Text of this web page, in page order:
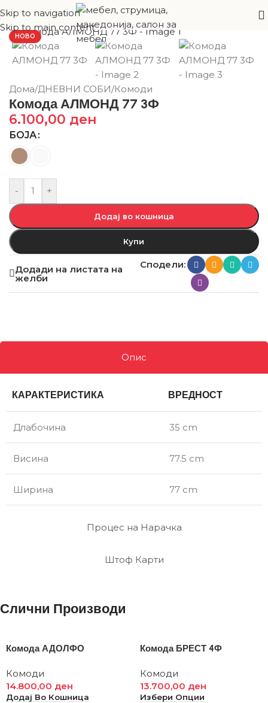
Skip to navigation
Skip to main content
НОВО
Дома/ДНЕВНИ СОБИ/Комоди
Комода АЛМОНД 77 3Ф
6.100,00 ден
БОЈА
- +
Додај во кошница
Купи
Додади на листата на
желби
Сподели:
Опис
Процес на Нарачка
Штоф Карти
КАРАКТЕРИСТИКА ВРЕДНОСТ
Длабочина 35 cm
Висина 77.5 cm
Ширина 77 cm
Слични Производи
Комода АДОЛФО
Комоди
14.800,00 ден
Додај Во Кошница
Комода БРЕСТ 4Ф
Комоди
13.700,00 ден
Избери Опции